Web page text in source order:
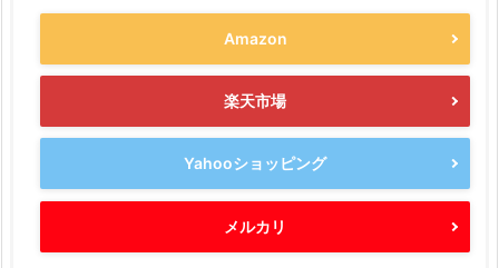
Amazon
楽天市場
Yahooショッピング
メルカリ